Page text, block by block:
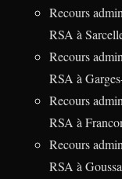
Recours
RSA à
Recours
RSA à
Recours
RSA à
Recours
RSA à